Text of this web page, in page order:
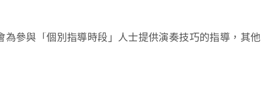
為參與「個別指導時段」人士提供演奏技巧的指導，其他